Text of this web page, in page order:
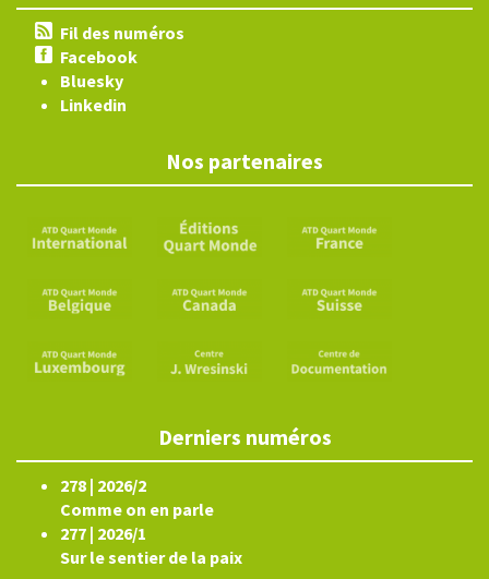
Fil des numéros
Facebook
Bluesky
Linkedin
Nos partenaires
Derniers numéros
278 | 2026/2
Comme on en parle
277 | 2026/1
Sur le sentier de la paix